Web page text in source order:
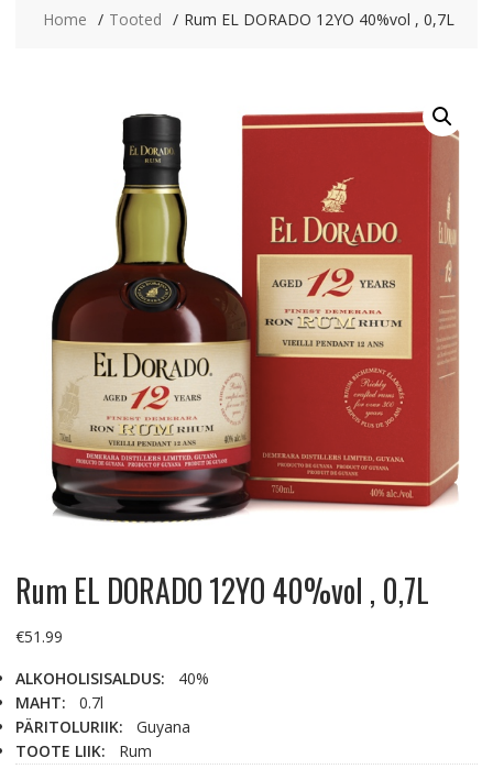
Home Tooted Rum EL DORADO 12YO 40%vol , 0,7L
Rum EL DORADO 12YO 40%vol , 0,7L
€51.99
ALKOHOLISISALDUS:
40%
MAHT:
0.7l
PÄRITOLURIIK:
Guyana
TOOTE LIIK:
Rum